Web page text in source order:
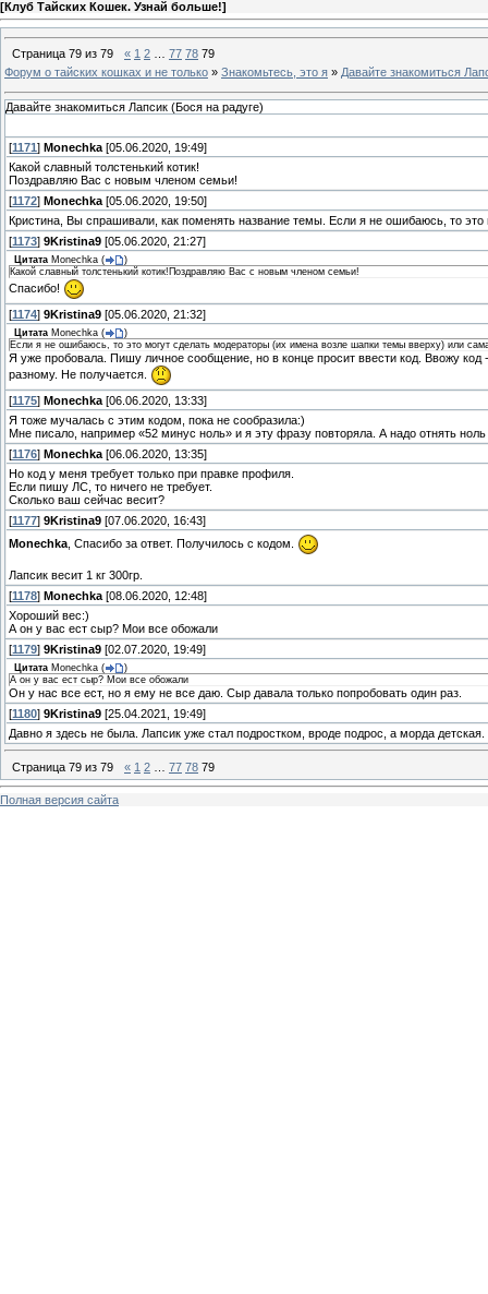
[Клуб Тайских Кошек. Узнай больше!]
Страница 79 из 79 « 1 2 77 78 79
Форум о тайских кошках и не только » Знакомьтесь, это я » Давайте знакомиться
Давайте знакомиться Лапсик (Бося на радуге)
[1171] Monechka [05.06.2020, 19:49]
Какой славный толстенький котик!
Поздравляю Вас с новым членом семьи!
[1172] Monechka [05.06.2020, 19:50]
Кристина, Вы спрашивали, как поменять название темы. Если я не ошибаюсь, то
[1173] 9Kristina9 [05.06.2020, 21:27]
Цитата Monechka (
)
Какой славный толстенький котик!Поздравляю Вас с новым членом семьи!
Спасибо!
[1174] 9Kristina9 [05.06.2020, 21:32]
Цитата Monechka (
)
Если я не ошибаюсь, то это могут сделать модераторы (их имена возле шапки темы вверху) или
Я уже пробовала. Пишу личное сообщение, но в конце просит ввести код. Ввожу
разному. Не получается.
[1175] Monechka [06.06.2020, 13:33]
Я тоже мучалась с этим кодом, пока не сообразила:)
Мне писало, например «52 минус ноль» и я эту фразу повторяла. А надо отнять
[1176] Monechka [06.06.2020, 13:35]
Но код у меня требует только при правке профиля.
Если пишу ЛС, то ничего не требует.
Сколько ваш сейчас весит?
[1177] 9Kristina9 [07.06.2020, 16:43]
Monechka , Спасибо за ответ. Получилось с кодом.
Лапсик весит 1 кг 300гр.
[1178] Monechka [08.06.2020, 12:48]
Хороший вес:)
А он у вас ест сыр? Мои все обожали
[1179] 9Kristina9 [02.07.2020, 19:49]
Цитата Monechka (
)
А он у вас ест сыр? Мои все обожали
Он у нас все ест, но я ему не все даю. Сыр давала только попробовать один раз.
[1180] 9Kristina9 [25.04.2021, 19:49]
Давно я здесь не была. Лапсик уже стал подростком, вроде подрос, а морда
Страница 79 из 79 « 1 2 77 78 79
Полная версия сайта